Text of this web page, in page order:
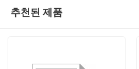
추천된 제품